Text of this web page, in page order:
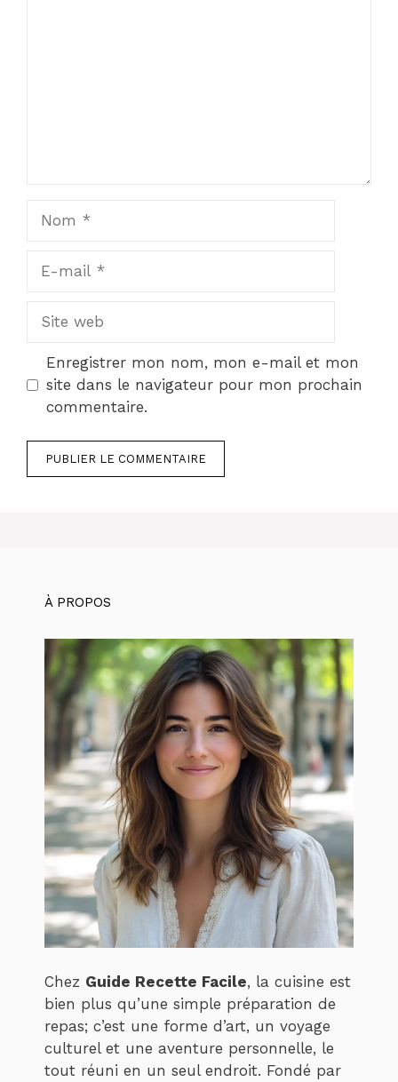
mail
web
Enregistrer mon nom, mon e-mail et mon
site dans le navigateur pour mon prochain
commentaire.
À PROPOS
Chez Guide Recette Facile, la cuisine est
bien plus qu’une simple préparation de
repas; c’est une forme d’art, un voyage
culturel et une aventure personnelle, le
tout réuni en un seul endroit. Fondé par